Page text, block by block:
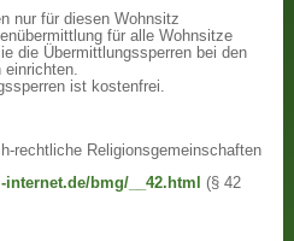
nur für diesen Wohnsitz
für alle Wohnsitze
die Übermittlungssperren bei den
einrichten.
ist kostenfrei.
rechtliche Religionsgemeinschaften
bmg/__42.html
(§ 42